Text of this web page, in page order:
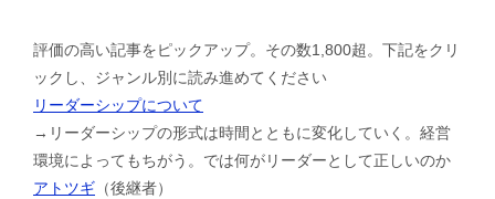
評価の高い記事をピックアップ。その数1,800超。下記をクリ
ックし、ジャンル別に読み進めてください
リーダーシップについて
→リーダーシップの形式は時間とともに変化していく。経営
環境によってもちがう。では何がリーダーとして正しいのか
アトツギ （後継者）